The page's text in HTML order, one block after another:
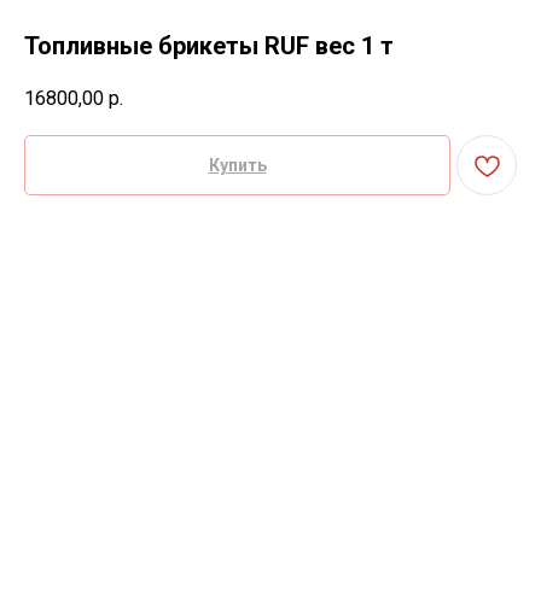
Топливные брикеты RUF вес 1 т
16800,00 р.
Купить